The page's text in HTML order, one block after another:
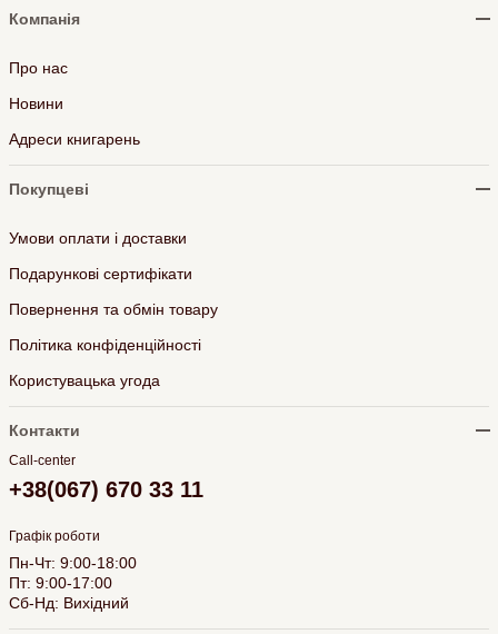
Компанія
Про нас
Новини
Адреси книгарень
Покупцеві
Умови оплати і доставки
Подарункові сертифікати
Повернення та обмін товару
Політика конфіденційності
Користувацька угода
Контакти
Call-center
+38(067) 670 33 11
Графік роботи
Пн-Чт: 9:00-18:00
Пт: 9:00-17:00
Сб-Нд: Вихідний